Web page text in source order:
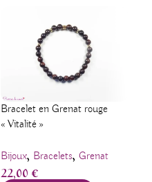
Bracelet en Grenat rouge
« Vitalité »
Bijoux, Bracelets, Grenat
22,00€